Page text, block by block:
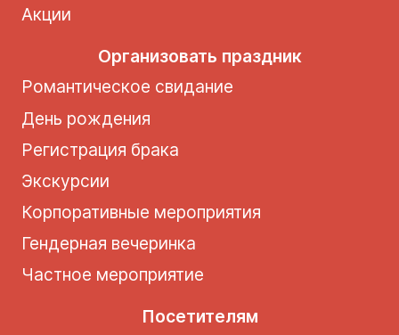
Акции
Организовать праздник
Романтическое свидание
День рождения
Регистрация брака
Экскурсии
Корпоративные мероприятия
Гендерная вечеринка
Частное мероприятие
Посетителям